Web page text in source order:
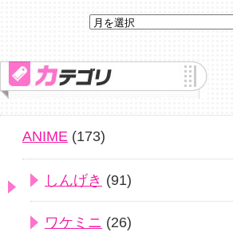
ANIME (173)
しんげき (91)
ワケミニ (26)